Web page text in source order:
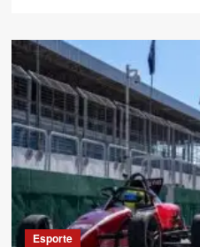
Esporte